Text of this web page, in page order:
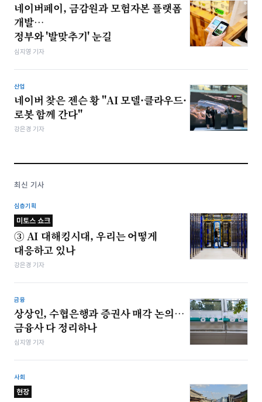
네이버페이, 금감원과 모험자본 플랫폼
개발…
정부와 '발맞추기' 눈길
심지영 기자
산업
네이버 찾은 젠슨 황 "AI 모델·클라우드·
로봇 함께 간다"
강은경 기자
최신 기사
심층기획
미토스 쇼크
③ AI 대해킹시대, 우리는 어떻게
대응하고 있나
강은경 기자
금융
상상인, 수협은행과 증권사 매각 논의…
금융사 다 정리하나
심지영 기자
사회
현장